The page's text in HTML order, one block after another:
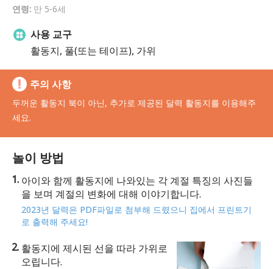
연령: 만 5-6세
사용 교구
활동지, 풀(또는 테이프), 가위
주의 사항
두꺼운 활동지 북이 아닌, 추가로 제공된 달력 활동지를 이용해주
세요.
놀이 방법
아이와 함께 활동지에 나와있는 각 계절 특징의 사진들
을 보며 계절의 변화에 대해 이야기합니다.
2023년 달력은 PDF파일로 첨부해 드렸으니 집에서 프린트기
로 출력해 주세요!
활동지에 제시된 선을 따라 가위로
오립니다.